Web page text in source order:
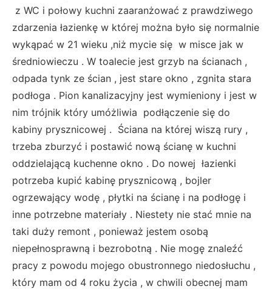
z WC i połowy kuchni zaaranżować z prawdziwego
zdarzenia łazienkę w której można było się normalnie
wykąpać w 21 wieku ,niż mycie się w misce jak w
średniowieczu . W toalecie jest grzyb na ścianach ,
odpada tynk ze ścian , jest stare okno , zgnita stara
podłoga . Pion kanalizacyjny jest wymieniony i jest w
nim trójnik który umóżliwia podłączenie się do
kabiny prysznicowej . Ściana na której wiszą rury ,
trzeba zburzyć i postawić nową ścianę w kuchni
oddzielającą kuchenne okno . Do nowej łazienki
potrzeba kupić kabinę prysznicową , bojler
ogrzewający wodę , płytki na ścianę i na podłogę i
inne potrzebne materiały . Niestety nie stać mnie na
taki duży remont , ponieważ jestem osobą
niepełnosprawną i bezrobotną . Nie mogę znaleźć
pracy z powodu mojego obustronnego niedosłuchu ,
który mam od 4 roku życia , w chwili obecnej mam